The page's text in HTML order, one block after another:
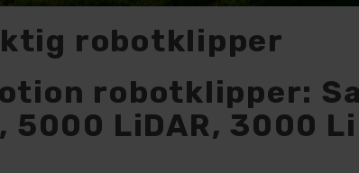
robotklipper
robotklipper:
5000 LiDAR, 3000